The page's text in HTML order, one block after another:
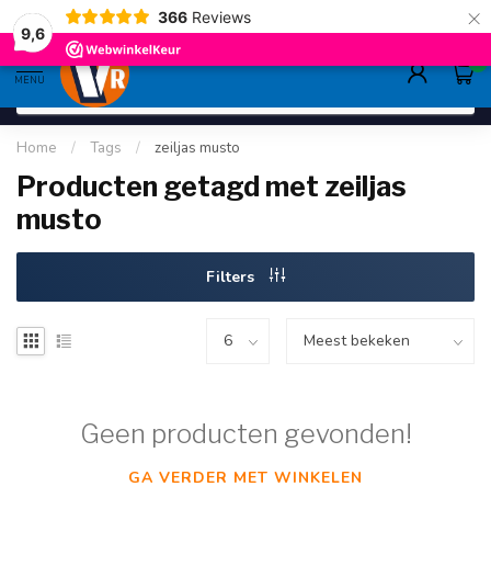
9,6
366 Reviews ×
gratis verzending>80,-
MENU
0
Home / Tags / zeiljas musto
Producten getagd met zeiljas
musto
Filters
Geen producten gevonden!
GA VERDER MET WINKELEN